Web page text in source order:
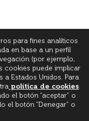
para fines analíticos
en base a un perfil
(por ejemplo,
cookies puede implicar
Estados Unidos. Para
política de cookies.
el botón “aceptar” o
el botón “Denegar” o